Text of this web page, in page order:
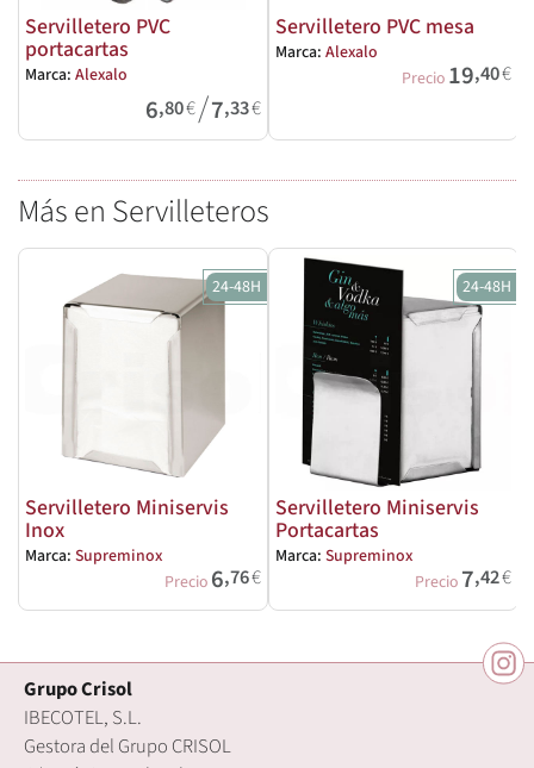
Servilletero PVC
portacartas
Marca: Alexalo
6,80€/7,33€
Servilletero PVC mesa
Marca: Alexalo
Precio 19,40€
Más en Servilleteros
24-48H
Servilletero Miniservis
Inox
Marca: Supreminox
Precio 6,76€
24-48H
Servilletero Miniservis
Portacartas
Marca: Supreminox
Precio 7,42€
Grupo Crisol
IBECOTEL, S.L.
Gestora del Grupo CRISOL